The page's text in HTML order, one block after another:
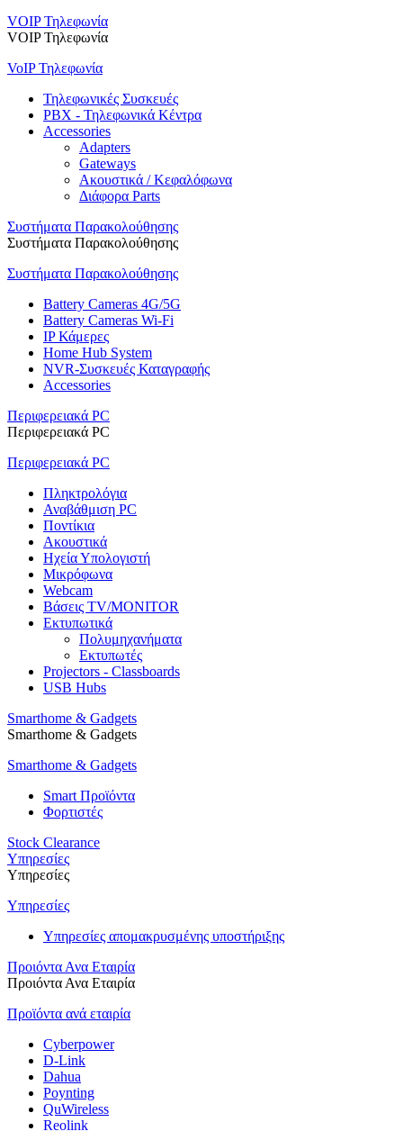
VOIP Τηλεφωνία
VOIP Τηλεφωνία
VoIP Τηλεφωνία
Τηλεφωνικές Συσκευές
PBX - Τηλεφωνικά Κέντρα
Accessories
Adapters
Gateways
Ακουστικά / Κεφαλόφωνα
Διάφορα Parts
Συστήματα Παρακολούθησης
Συστήματα Παρακολούθησης
Συστήματα Παρακολούθησης
Battery Cameras 4G/5G
Battery Cameras Wi-Fi
IP Κάμερες
Home Hub System
NVR-Συσκευές Καταγραφής
Accessories
Περιφερειακά PC
Περιφερειακά PC
Περιφερειακά PC
Πληκτρολόγια
Αναβάθμιση PC
Ποντίκια
Ακουστικά
Ηχεία Υπολογιστή
Μικρόφωνα
Webcam
Βάσεις TV/MONITOR
Εκτυπωτικά
Πολυμηχανήματα
Εκτυπωτές
Projectors - Classboards
USB Hubs
Smarthome & Gadgets
Smarthome & Gadgets
Smarthome & Gadgets
Smart Προϊόντα
Φορτιστές
Stock Clearance
Υπηρεσίες
Υπηρεσίες
Υπηρεσίες
Υπηρεσίες απομακρυσμένης υποστήριξης
Προιόντα Ανα Εταιρία
Προιόντα Ανα Εταιρία
Προϊόντα ανά εταιρία
Cyberpower
D-Link
Dahua
Poynting
QuWireless
Reolink